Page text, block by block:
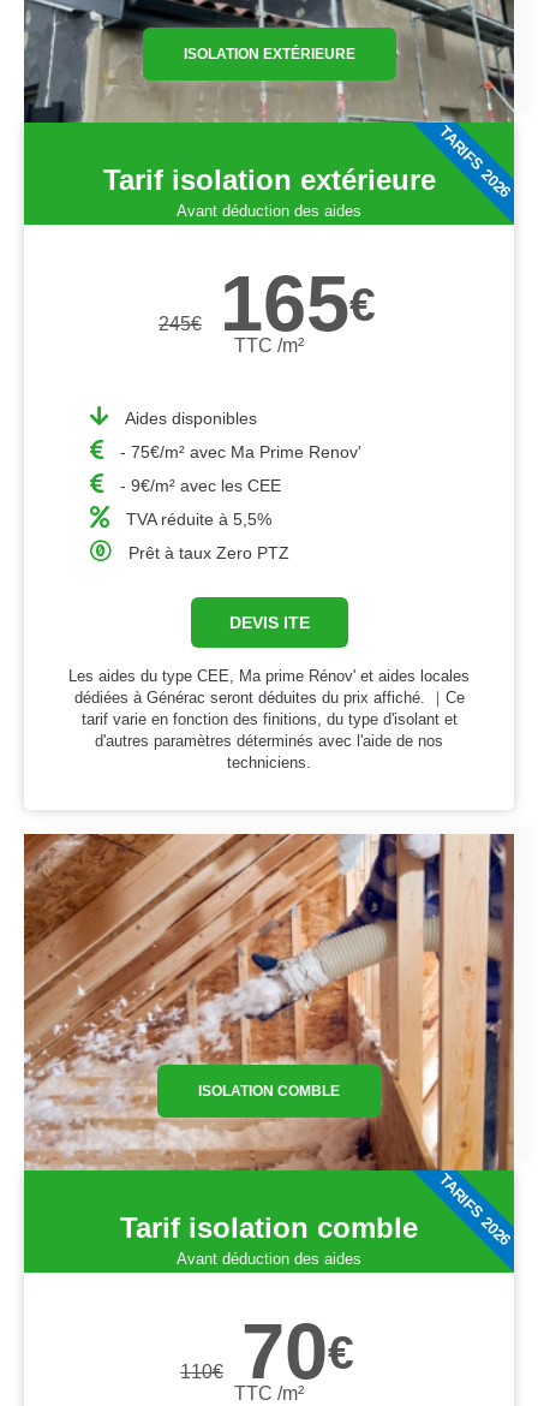
ISOLATION EXTÉRIEURE
Tarif isolation extérieure
Avant déduction des aides
245€ 165€
TTC /m²
Aides disponibles
- 75€/m² avec Ma Prime Renov'
- 9€/m² avec les CEE
TVA réduite à 5,5%
Prêt à taux Zero PTZ
DEVIS ITE
Les aides du type CEE, Ma prime Rénov' et aides locales
dédiées à Générac seront déduites du prix affiché. ｜Ce
tarif varie en fonction des finitions, du type d'isolant et
d'autres paramètres déterminés avec l'aide de nos
techniciens.
TARIFS 2026
ISOLATION COMBLE
Tarif isolation comble
Avant déduction des aides
110€ 70€
TTC /m²
TARIFS 2026